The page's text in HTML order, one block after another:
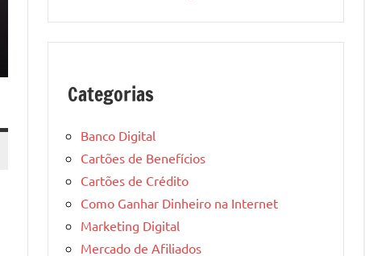
Categorias
Banco Digital
Cartões de Benefícios
Cartões de Crédito
Como Ganhar Dinheiro na Internet
Marketing Digital
Mercado de Afiliados